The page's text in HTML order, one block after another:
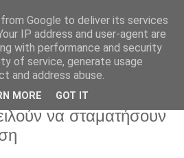
2014
την Τρόικα στην
να σταματήσουν
Google to deliver its services
IP address and user-agent are
with performance and security
of service, generate usage
and address abuse.
MORE GOT IT